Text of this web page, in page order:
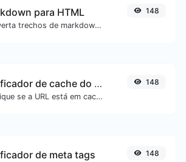
para HTML
Converta trechos de markdown em código HTML puro.
148
Verificador de cache do Google
Verifique se a URL está em cache ou não pelo Google.
148
de meta tags 148